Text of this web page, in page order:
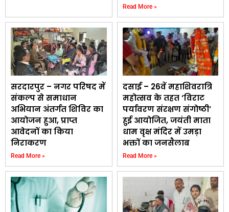
Read More »
सरदारपुर – नगर परिषद में
संकल्प से समाधान
अभियान अंतर्गत शिविर का
आयोजन हुआ, प्राप्त
आवेदनों का किया
निराकरण
Read More »
दसाई – 26वें महाशिवरात्रि
महोत्सव के तहत ‘विराट
पर्यावरण संरक्षण संगोष्ठी’
हुई आयोजित, जयंती माता
धाम वृक्ष मंदिर में उमड़ा
भक्तों का जनसैलाब
Read More »